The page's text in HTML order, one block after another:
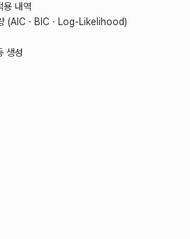
용 내역
(AIC · BIC · Log-Likelihood)
생성